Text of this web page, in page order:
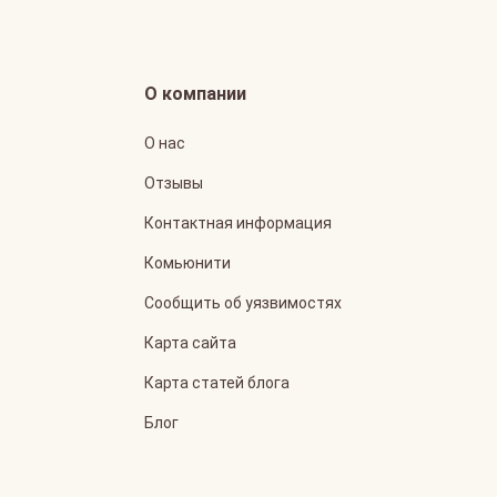
О компании
О нас
Отзывы
Контактная информация
Комьюнити
Сообщить об уязвимостях
Карта сайта
Карта статей блога
Блог